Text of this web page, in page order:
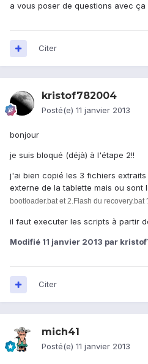
a vous poser de questions avec ça
Citer
kristof782004
Posté(e) 11 janvier 2013
bonjour
je suis bloqué (déjà) à l'étape 2!!
j'ai bien copié les 3 fichiers
externe de la tablette mais ou sont
bootloader.bat et2.Flash du recovery.bat
il faut executer les scripts à partir
Modifié 11 janvier 2013 par
Citer
mich41
Posté(e) 11 janvier 2013